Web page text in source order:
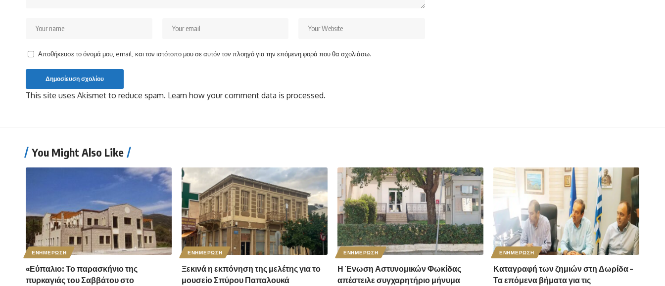
Αποθήκευσε το όνομά μου, email, και τον ιστότοπο μου σε αυτόν τον πλοηγό για την επόμενη φορά που θα σχολιάσω.
This site uses Akismet to reduce spam. Learn how your comment data is processed.
You Might Also Like
ΕΝΗΜΕΡΩΣΗ
«Εύπαλιο: Το παρασκήνιο της
πυρκαγιάς του Σαββάτου στο
ΕΝΗΜΕΡΩΣΗ
Ξεκινά η εκπόνηση της μελέτης για το
μουσείο Σπύρου Παπαλουκά
ΕΝΗΜΕΡΩΣΗ
Η Ένωση Αστυνομικών Φωκίδας
απέστειλε συγχαρητήριο μήνυμα
ΕΝΗΜΕΡΩΣΗ
Καταγραφή των ζημιών στη Δωρίδα –
Τα επόμενα βήματα για τις